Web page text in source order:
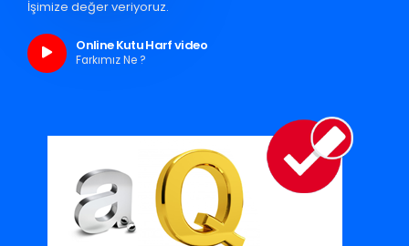
İşimize değer veriyoruz.
Online Kutu Harf video
Farkımız Ne ?